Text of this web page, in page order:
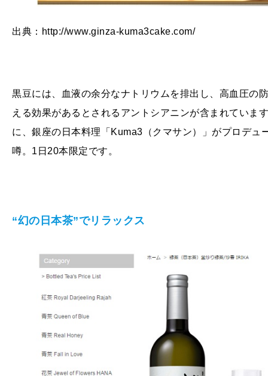
出典：http://www.ginza-kuma3cake.com/
黒豆には、血液の余分なナトリウムを排出し、高血圧の
える効果があるとされるアントシアニンが含まれていま
に、銀座の日本料理「 Kuma3 （クマサン）」がプロデ
噂。 1 日20本限定です。
“幻の日本茶”でリラックス